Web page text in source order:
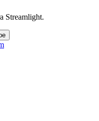
Streamlight.